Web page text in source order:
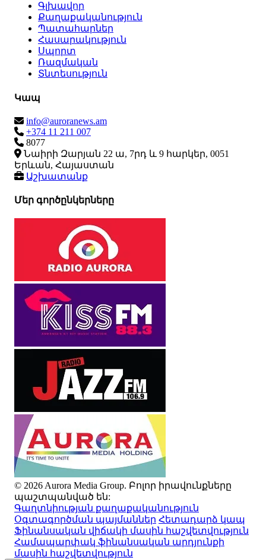
Գլխավոր
Քաղաքականություն
Պատահարներ
Հասարակություն
Սպորտ
Ռազմական
Տնտեսություն
Կապ
info@auroranews.am
+374 11 211 007
8077
Նաիրի Զարյան 22 ա, 7րդ և 9 հարկեր, 0051
Երևան, Հայաստան
Աշխատանք
Մեր գործընկերները
© 2026 Aurora Media Group. Բոլոր իրավունքները
պաշտպանված են:
Գաղտնիության քաղաքականություն
Օգտագործման պայմաններ Հետադարձ կապ
Ֆինանսական վիճակի մասին հաշվետվություն
Համապարփակ ֆինանսական արդյունքի
մասին հաշվետվություն